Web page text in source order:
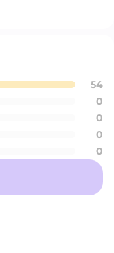
54
0
0
0
0